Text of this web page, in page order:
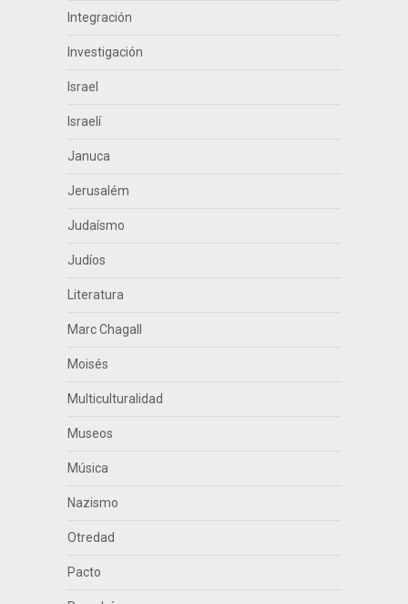
Integración
Investigación
Israel
Israelí
Januca
Jerusalém
Judaísmo
Judíos
Literatura
Marc Chagall
Moisés
Multiculturalidad
Museos
Música
Nazismo
Otredad
Pacto